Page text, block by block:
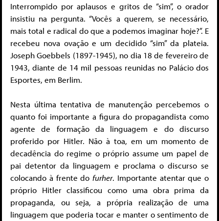
Interrompido por aplausos e gritos de “sim”, o orador
insistiu na pergunta. “Vocês a querem, se necessário,
mais total e radical do que a podemos imaginar hoje?”. E
recebeu nova ovação e um decidido “sim” da plateia.
Joseph Goebbels (1897-1945), no dia 18 de fevereiro de
1943, diante de 14 mil pessoas reunidas no Palácio dos
Esportes, em Berlim.
Nesta última tentativa de manutenção percebemos o
quanto foi importante a figura do propagandista como
agente de formação da linguagem e do discurso
proferido por Hitler. Não à toa, em um momento de
decadência do regime o próprio assume um papel de
pai detentor da linguagem e proclama o discurso se
colocando à frente do furher. Importante atentar que o
próprio Hitler classificou como uma obra prima da
propaganda, ou seja, a própria realização de uma
linguagem que poderia tocar e manter o sentimento de